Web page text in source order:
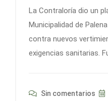
La Contraloría dio un
Municipalidad de
contra nuevos
exigencias sanitarias.
Sin comentarios